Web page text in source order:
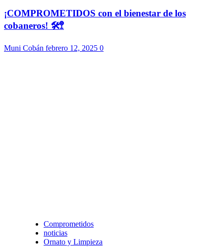
¡COMPROMETIDOS con el bienestar de los
cobaneros! 🛠️🚏
Muni Cobán febrero 12, 2025 0
Comprometidos
noticias
Ornato y Limpieza